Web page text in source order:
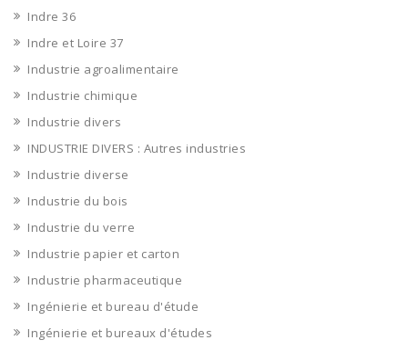
Indre 36
Indre et Loire 37
Industrie agroalimentaire
Industrie chimique
Industrie divers
INDUSTRIE DIVERS : Autres industries
Industrie diverse
Industrie du bois
Industrie du verre
Industrie papier et carton
Industrie pharmaceutique
Ingénierie et bureau d'étude
Ingénierie et bureaux d'études